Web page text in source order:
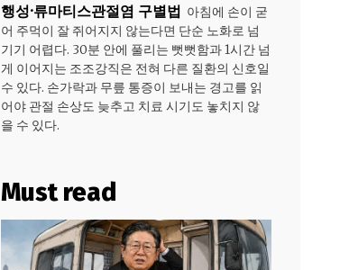
행성·류마티스관절염 구별법 아침에 손이 굳
어 주먹이 잘 쥐어지지 않는다면 단순 노화로 넘
기기 어렵다. 30분 안에 풀리는 뻣뻣함과 1시간 넘
게 이어지는 조조강직은 전혀 다른 질환의 신호일
수 있다. 손가락과 무릎 통증이 보내는 경고를 읽
어야 관절 손상도 늦추고 치료 시기도 놓치지 않
을 수 있다.
Must read